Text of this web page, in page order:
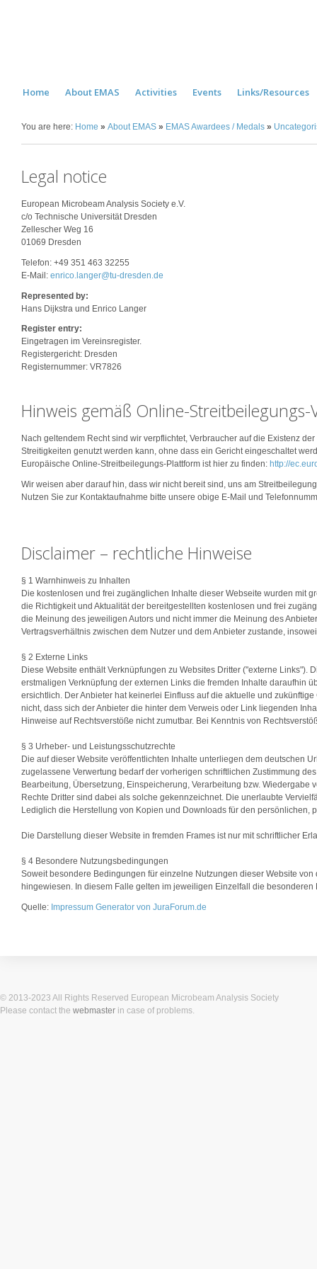
Home About EMAS Activities Events Links/Resources
You are here: Home » About EMAS » EMAS Awardees / Medals »
Legal notice
European Microbeam Analysis Society e.V.
c/o Technische Universität Dresden
Zellescher Weg 16
01069 Dresden
Telefon: +49 351 463 32255
E-Mail: enrico.langer@tu-dresden.de
Represented by:
Hans Dijkstra und Enrico Langer
Register entry:
Eingetragen im Vereinsregister.
Registergericht: Dresden
Registernummer: VR7826
Hinweis gemäß Online-
Nach geltendem Recht sind wir verpflichtet, Verbraucher auf die Existenz
Streitigkeiten genutzt werden kann, ohne dass ein Gericht eingeschaltet
Europäische Online-Streitbeilegungs-Plattform ist hier zu finden: http://
Wir weisen aber darauf hin, dass wir nicht bereit sind, uns am
Nutzen Sie zur Kontaktaufnahme bitte unsere obige E-Mail und
Disclaimer – rechtliche Hinweise
§ 1 Warnhinweis zu Inhalten
Die kostenlosen und frei zugänglichen Inhalte dieser Webseite wurden mit
die Richtigkeit und Aktualität der bereitgestellten kostenlosen und frei
die Meinung des jeweiligen Autors und nicht immer die Meinung des
Vertragsverhältnis zwischen dem Nutzer und dem Anbieter zustande,
§ 2 Externe Links
Diese Website enthält Verknüpfungen zu Websites Dritter ("externe
erstmaligen Verknüpfung der externen Links die fremden Inhalte daraufhin
ersichtlich. Der Anbieter hat keinerlei Einfluss auf die aktuelle und
nicht, dass sich der Anbieter die hinter dem Verweis oder Link liegenden
Hinweise auf Rechtsverstöße nicht zumutbar. Bei Kenntnis von
§ 3 Urheber- und Leistungsschutzrechte
Die auf dieser Website veröffentlichten Inhalte unterliegen dem deutschen
zugelassene Verwertung bedarf der vorherigen schriftlichen Zustimmung
Bearbeitung, Übersetzung, Einspeicherung, Verarbeitung bzw.
Rechte Dritter sind dabei als solche gekennzeichnet. Die unerlaubte
Lediglich die Herstellung von Kopien und Downloads für den persönlichen,
Die Darstellung dieser Website in fremden Frames ist nur mit schriftlicher
§ 4 Besondere Nutzungsbedingungen
Soweit besondere Bedingungen für einzelne Nutzungen dieser Website
hingewiesen. In diesem Falle gelten im jeweiligen Einzelfall die
Quelle: Impressum Generator von JuraForum.de
© 2013-2023 All Rights Reserved European Microbeam Analysis Society
Please contact the webmaster in case of problems.